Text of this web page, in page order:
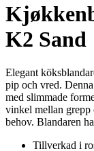
K2 Sand
Elegant
pip och vred.
med slimmade
vinkel mellan grepp
behov. Blandaren
Tillverkad i